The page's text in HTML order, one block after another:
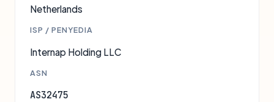
Netherlands
ISP / PENYEDIA
Internap Holding LLC
ASN
AS32475